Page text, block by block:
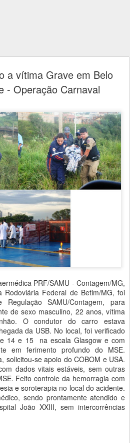
a vítima Grave em Belo
- Operação Carnaval
PRF/SAMU - Contagem/MG,
Rodoviária Federal de Betim/MG, foi
SAMU/Contagem, para
de sexo masculino, 22 anos, vítima
O condutor do carro estava
da USB. No local, foi verificado
14 e 15 na escala Glasgow e com
em ferimento profundo do MSE.
solicitou-se apoio do COBOM e USA.
dados vitais estáveis, sem outras
Feito controle da hemorragia com
e soroterapia no local do acidente.
sendo prontamente atendido e
João XXIII, sem intercorrências